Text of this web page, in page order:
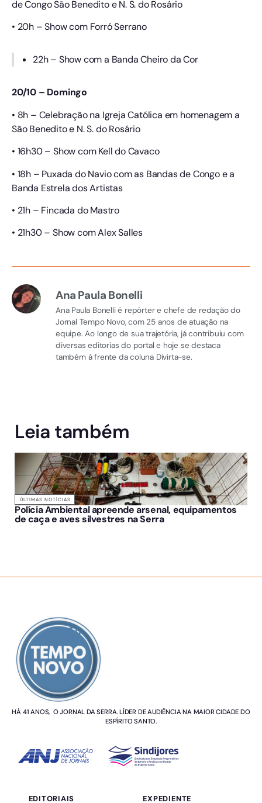
de Congo São Benedito e N. S. do Rosário
• 20h – Show com Forró Serrano
22h – Show com a Banda Cheiro da Cor
20/10 – Domingo
• 8h – Celebração na Igreja Católica em homenagem a
São Benedito e N. S. do Rosário
• 16h30 – Show com Kell do Cavaco
• 18h – Puxada do Navio com as Bandas de Congo e a
Banda Estrela dos Artistas
• 21h – Fincada do Mastro
• 21h30 – Show com Alex Salles
Ana Paula Bonelli
Ana Paula Bonelli é repórter e chefe de redação do
Jornal Tempo Novo, com 25 anos de atuação na
equipe. Ao longo de sua trajetória, já contribuiu com
diversas editorias do portal e hoje se destaca
também à frente da coluna Divirta-se.
Leia também
ÚLTIMAS NOTÍCIAS
Polícia Ambiental apreende arsenal, equipamentos
de caça e aves silvestres na Serra
HÁ 41 ANOS, O JORNAL DA SERRA. LÍDER DE AUDIÊNCIA NA MAIOR CIDADE DO
ESPÍRITO SANTO.
EDITORIAIS EXPEDIENTE